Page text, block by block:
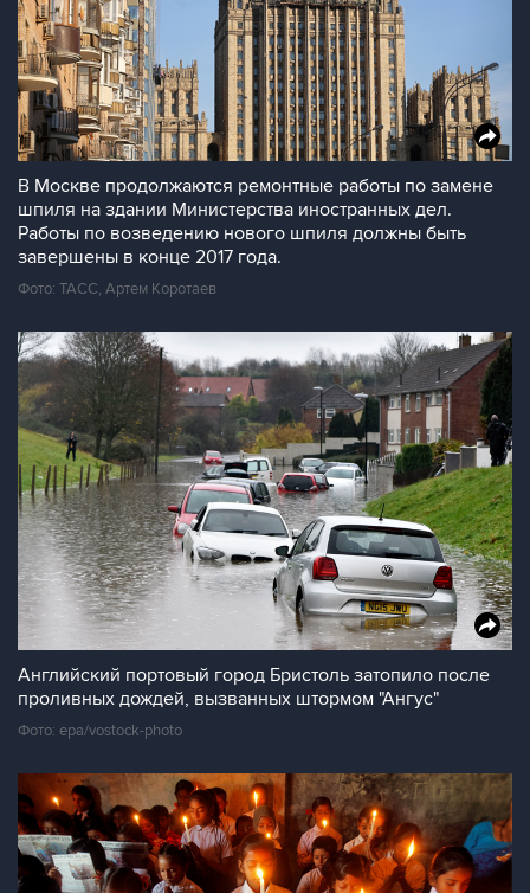
В Москве продолжаются ремонтные работы по замене
шпиля на здании Министерства иностранных дел.
Работы по возведению нового шпиля должны быть
завершены в конце 2017 года.
Фото: ТАСС, Артем Коротаев
Английский портовый город Бристоль затопило после
проливных дождей, вызванных штормом "Ангус"
Фото: epa/vostock-photo